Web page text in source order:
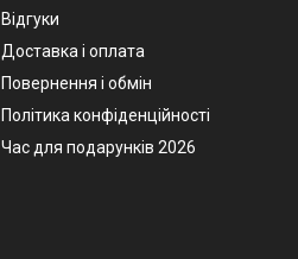
Відгуки
Доставка і оплата
Повернення і обмін
Політика конфіденційності
Час для подарунків 2026